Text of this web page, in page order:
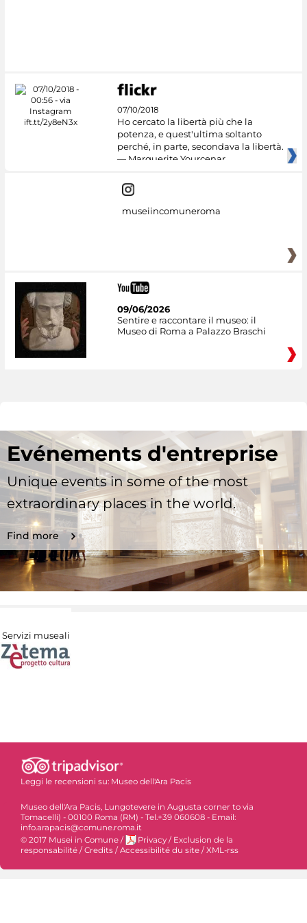
07/10/2018
Ho cercato la libertà più che la
potenza, e quest'ultima soltanto
perché, in parte, secondava la libertà.
— Marguerite Yourcenar
museiincomuneroma
09/06/2026
Sentire e raccontare il museo: il
Museo di Roma a Palazzo Braschi
Evénements d'entreprise
Unique events in some of the most
extraordinary places in the world.
Find more
Servizi museali
Leggi le recensioni su: Museo dell'Ara Pacis
Museo dell'Ara Pacis, Lungotevere in Augusta corner to via
Tomacelli) - 00100 Roma (RM) - Tel.+39 060608 - Email:
info.arapacis@comune.roma.it
© 2017 Musei in Comune / Privacy / Exclusion de la
responsabilité /Credits /Accessibilité du site /XML-rss